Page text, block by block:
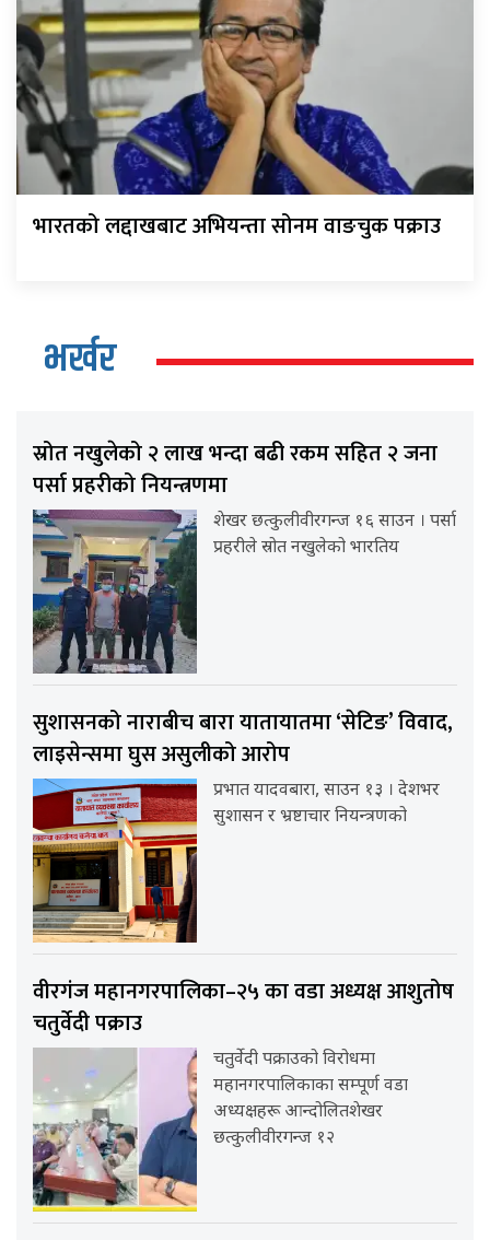
भारतको लद्दाखबाट अभियन्ता सोनम वाङचुक पक्राउ
भर्खर
स्रोत नखुलेको २ लाख भन्दा बढी रकम सहित २ जना
पर्सा प्रहरीको नियन्त्रणमा
शेखर छत्कुलीवीरगन्ज १६ साउन । पर्सा
प्रहरीले स्रोत नखुलेको भारतिय
सुशासनको नाराबीच बारा यातायातमा ‘सेटिङ’ विवाद,
लाइसेन्समा घुस असुलीको आरोप
प्रभात यादवबारा, साउन १३ । देशभर
सुशासन र भ्रष्टाचार नियन्त्रणको
वीरगंज महानगरपालिका–२५ का वडा अध्यक्ष आशुतोष
चतुर्वेदी पक्राउ
चतुर्वेदी पक्राउको विरोधमा
महानगरपालिकाका सम्पूर्ण वडा
अध्यक्षहरू आन्दोलितशेखर
छत्कुलीवीरगन्ज १२